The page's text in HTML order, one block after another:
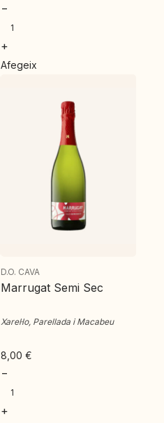
−
+
Afegeix
D.O. CAVA
Marrugat Semi Sec
Xarel·lo, Parellada i Macabeu
8,00 €
−
+